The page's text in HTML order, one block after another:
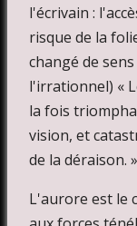
l'écrivain :
risque de la
changé de
l'irrationnel) «
la fois
vision, et
de la déraison.
L'aurore est le